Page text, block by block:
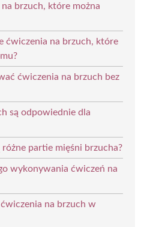
brzuch, które można
ćwiczenia na brzuch, które
ćwiczenia na brzuch bez
są odpowiednie dla
różne partie mięśni brzucha?
wykonywania ćwiczeń na
na brzuch w